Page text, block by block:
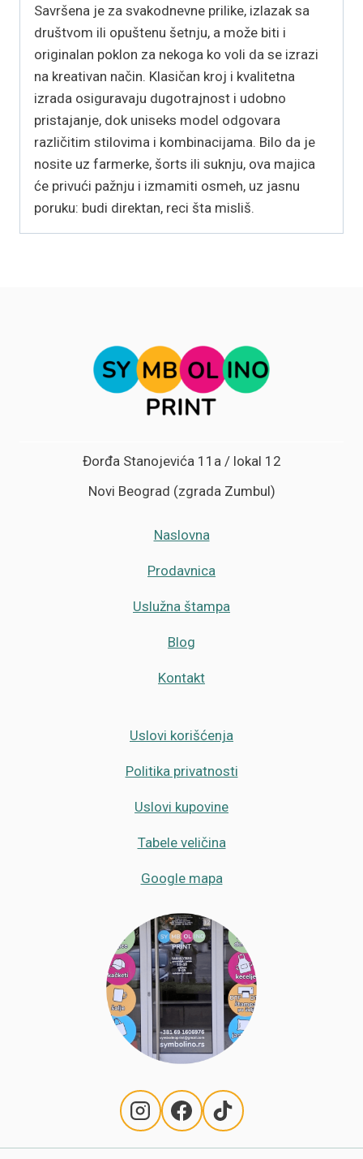
Savršena je za svakodnevne prilike, izlazak sa
društvom ili opuštenu šetnju, a može biti i
originalan poklon za nekoga ko voli da se izrazi
na kreativan način. Klasičan kroj i kvalitetna
izrada osiguravaju dugotrajnost i udobno
pristajanje, dok uniseks model odgovara
različitim stilovima i kombinacijama. Bilo da je
nosite uz farmerke, šorts ili suknju, ova majica
će privući pažnju i izmamiti osmeh, uz jasnu
poruku: budi direktan, reci šta misliš.
Đorđa Stanojevića 11a / lokal 12
Novi Beograd (zgrada Zumbul)
Naslovna
Prodavnica
Uslužna štampa
Blog
Kontakt
Uslovi korišćenja
Politika privatnosti
Uslovi kupovine
Tabele veličina
Google mapa